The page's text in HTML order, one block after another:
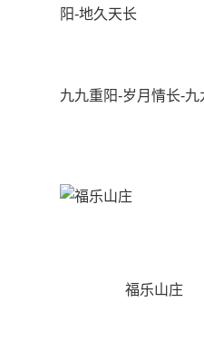
福乐山庄